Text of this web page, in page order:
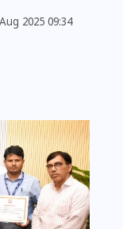
2025 09:34